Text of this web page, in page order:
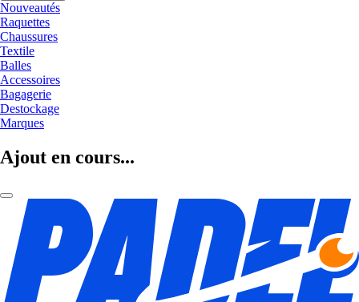
Nouveautés
Raquettes
Chaussures
Textile
Balles
Accessoires
Bagagerie
Destockage
Marques
Ajout en cours...